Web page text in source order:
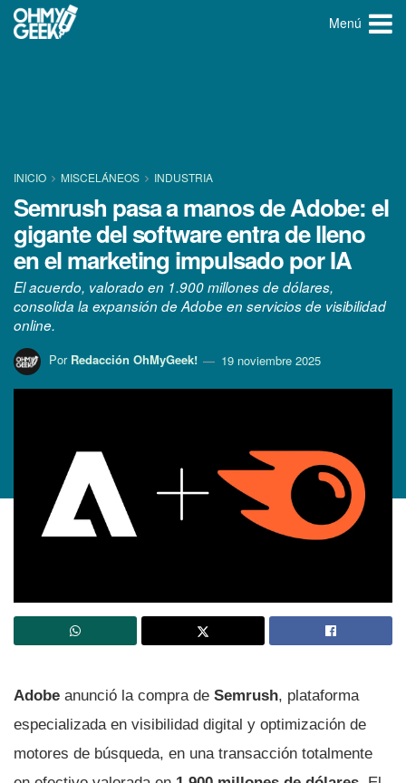
Menú
INICIO MISCELÁNEOS INDUSTRIA
Semrush pasa a manos de Adobe: el
gigante del software entra de lleno
en el marketing impulsado por IA
El acuerdo, valorado en 1.900 millones de dólares,
consolida la expansión de Adobe en servicios de visibilidad
online.
Por Redacción OhMyGeek! 19 noviembre 2025
Adobe anunció la compra de Semrush, plataforma
especializada en visibilidad digital y optimización de
motores de búsqueda, en una transacción totalmente